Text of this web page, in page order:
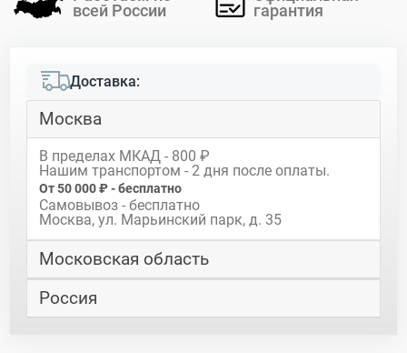
всей России
гарантия
Доставка:
Москва
В пределах МКАД - 800 ₽
Нашим транспортом - 2 дня после оплаты.
От 50 000 ₽ - бесплатно
Самовывоз - бесплатно
Москва, ул. Марьинский парк, д. 35
Московская область
Россия